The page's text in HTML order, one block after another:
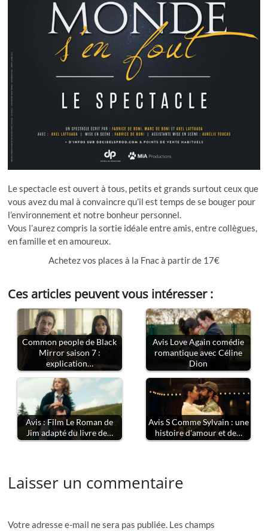
Le spectacle est ouvert à tous, petits et grands surtout ceux que
vous avez du mal à convaincre qu’il est temps de se bouger pour
l’environnement et notre bonheur personnel.
Vous l’aurez compris la sortie idéale entre amis, entre collègues,
en famille et en amoureux.
Achetez vos places à la Fnac à partir de 17€
Ces articles peuvent vous intéresser :
Common people de Black
Mirror saison 7 :
explication…
Avis Love Again comédie
romantique avec Céline
Dion
Avis : Film Le Roman de
Jim adapté du livre de…
Avis S Comme Sylvain : une
histoire d'amour et de…
Laisser un commentaire
Votre adresse e-mail ne sera pas publiée. Les champs